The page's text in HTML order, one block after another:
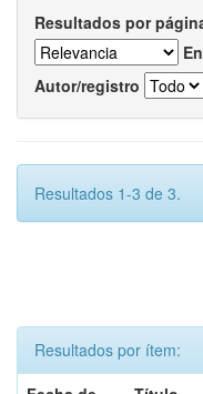
Resultados por
Autor/registro
Resultados 1-3 de 3.
Resultados por ítem: